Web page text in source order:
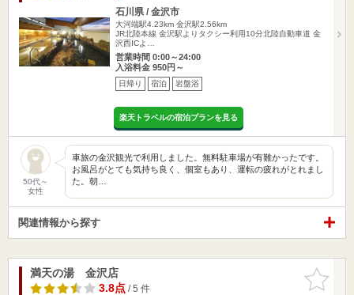
石川県 / 金沢市
大河端駅4.23km 金沢駅2.56km
JR北陸本線 金沢駅よりタクシー利用10分北陸自動車道 金
沢西ICよ…
営業時間 0:00～24:00
入浴料金 950円～
日帰り 宿泊 岩盤浴
楽天トラベルの宿泊プランを見る
50代～
女性
車旅の金沢観光で利用しました。無料駐車場が有難かったです。
お風呂がとても気持ち良く、個室もあり、運転の疲れがとれまし
た。朝…
関連情報から探す
お気に入
りに追加
満天の湯 金沢店
3.8点/ 5 件